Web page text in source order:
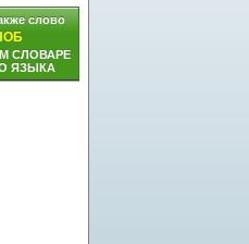
слово
СЛОВАРЕ
ЯЗЫКА